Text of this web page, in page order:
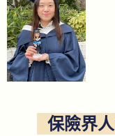
保險界